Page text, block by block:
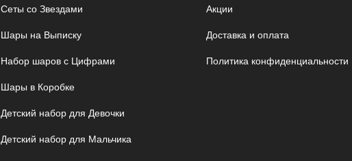
Сеты со Звездами
Шары на Выписку
Набор шаров с Цифрами
Шары в Коробке
Детский набор для Девочки
Детский набор для Мальчика
Акции
Доставка и оплата
Политика конфиденциальности